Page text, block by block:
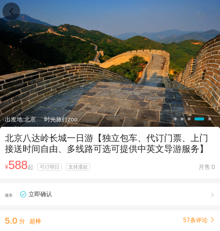
出发地:北京 时光旅行zoo
北京八达岭长城一日游【独立包车、代订门票、上门
接送时间自由、多线路可选可提供中英文导游服务】
¥588起 可订明日 支持退款 月售:0
服务 立即确认 
5.0 分 超棒 57条评论 
